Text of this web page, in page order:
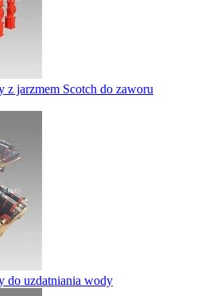
z jarzmem Scotch do zaworu
do uzdatniania wody